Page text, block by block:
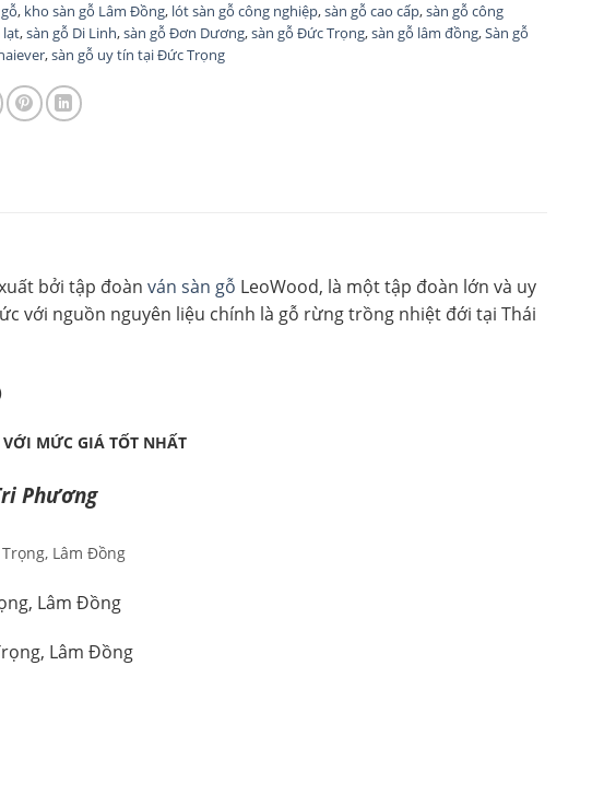
, kho sàn gỗ Lâm Đồng, lót sàn gỗ công nghiệp,sàn gỗ cao cấp,sàn gỗ công
lạt,sàn gỗ Di Linh,sàn gỗ Đơn Dương,sàn gỗ Đức Trọng,sàn gỗ lâm đồng,Sàn gỗ
,sàn gỗ uy tín tại Đức Trọng
bởi tập đoàn ván sàn gỗ LeoWood, là một tập đoàn lớn và uy
với nguồn nguyên liệu chính là gỗ rừng trồng nhiệt đới tại Thái
MỨC GIÁ TỐT NHẤT
Phương
Lâm Đồng
Lâm Đồng
Lâm Đồng